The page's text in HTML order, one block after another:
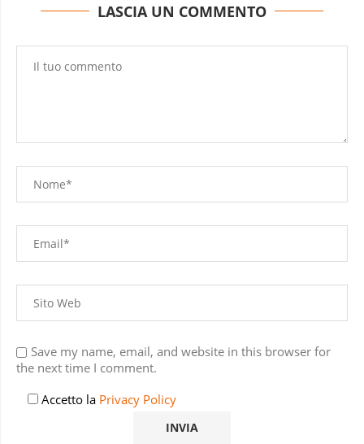
LASCIA UN COMMENTO
Save my name, email, and website in this browser for
the next time I comment.
Accetto la Privacy Policy